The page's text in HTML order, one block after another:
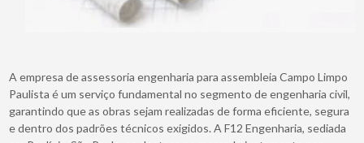
A empresa de assessoria engenharia para assembleia Campo Limpo
Paulista é um serviço fundamental no segmento de engenharia civil,
garantindo que as obras sejam realizadas de forma eficiente, segura
e dentro dos padrões técnicos exigidos. A F12 Engenharia, sediada